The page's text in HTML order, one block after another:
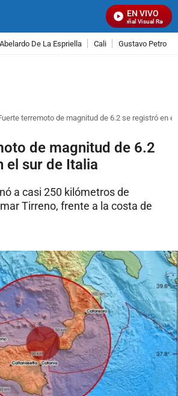
EN VIVO
Señal Visual Radio
De La Espriella Cali Gustavo Petro
terremoto de magnitud de 6.2 se registró en
de magnitud de 6.2
el sur de Italia
a casi 250 kilómetros de
Tirreno, frente a la costa de